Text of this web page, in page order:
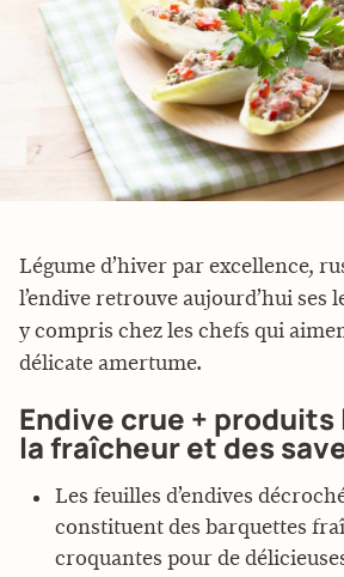
Légume d’hiver par excellence,
l’endive retrouve aujourd’hui ses
y compris chez les chefs qui
délicate amertume.
Endive crue +
la fraîcheur et des
Les feuilles d’endives
constituent des barquettes
croquantes pour de